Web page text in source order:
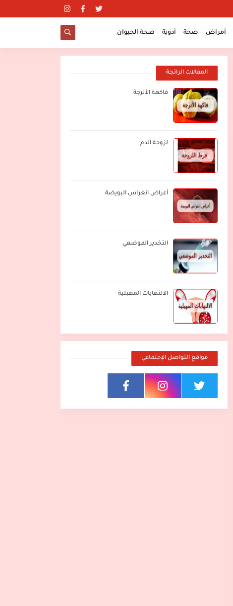
أمراض صحة أدوية صحة الحيوان
المقالات الرائجة
فاكهة الأترجة
لزوجة الدم
أعراض انغراس البويضة
التخدير الموضعي
الالتهابات المهبلية
مواقع التواصل الإجتماعي